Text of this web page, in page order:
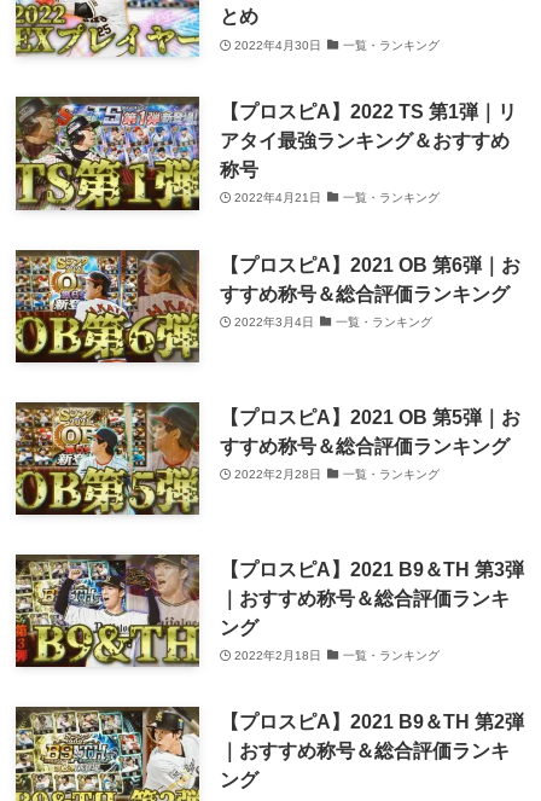
とめ
2022年4月30日 一覧・ランキング
【プロスピA】2022 TS 第1弾｜リ
アタイ最強ランキング＆おすすめ
称号
2022年4月21日 一覧・ランキング
【プロスピA】2021 OB 第6弾｜お
すすめ称号＆総合評価ランキング
2022年3月4日 一覧・ランキング
【プロスピA】2021 OB 第5弾｜お
すすめ称号＆総合評価ランキング
2022年2月28日 一覧・ランキング
【プロスピA】2021 B9＆TH 第3弾
｜おすすめ称号＆総合評価ランキ
ング
2022年2月18日 一覧・ランキング
【プロスピA】2021 B9＆TH 第2弾
｜おすすめ称号＆総合評価ランキ
ング